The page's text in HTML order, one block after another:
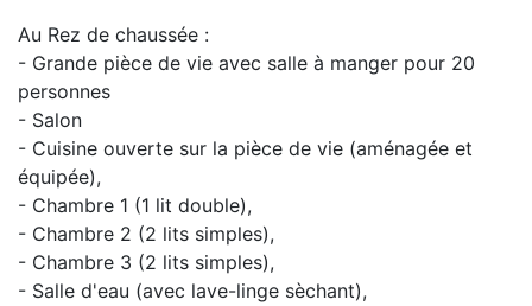
Au Rez de chaussée :
- Grande pièce de vie avec salle à manger pour 20
personnes
- Salon
- Cuisine ouverte sur la pièce de vie (aménagée et
équipée),
- Chambre 1 (1 lit double),
- Chambre 2 (2 lits simples),
- Chambre 3 (2 lits simples),
- Salle d'eau (avec lave-linge sèchant),